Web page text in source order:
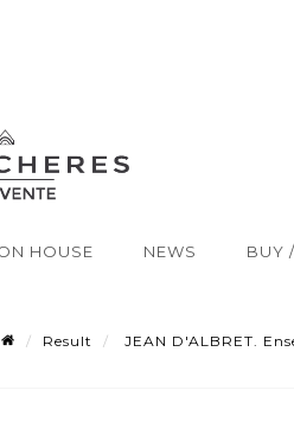
HOUSE NEWS BUY
Result
JEAN D'ALBRET.